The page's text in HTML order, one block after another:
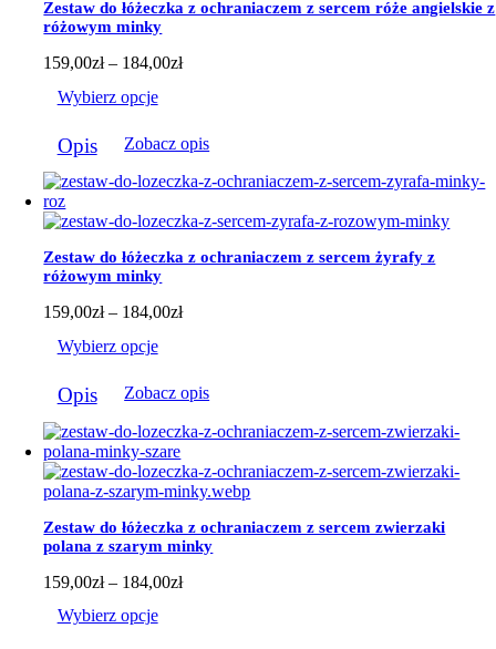
Zestaw do łóżeczka z ochraniaczem z sercem róże angielskie z
różowym minky
159,00zł – 184,00złZakres
do
Wybierz opcje
produkt
ma
wiele
wariantów.
Opcje
można
wybrać
na
stronie
Opis Zobacz opis
Zestaw do łóżeczka z ochraniaczem z sercem żyrafy z
różowym minky
159,00zł – 184,00złZakres
do
Wybierz opcje
produkt
ma
wiele
wariantów.
Opcje
można
wybrać
na
stronie
produktu
Opis Zobacz opis
Zestaw do łóżeczka z ochraniaczem z sercem zwierzaki
polana z szarym minky
159,00zł – 184,00złZakres
Wybierz opcje